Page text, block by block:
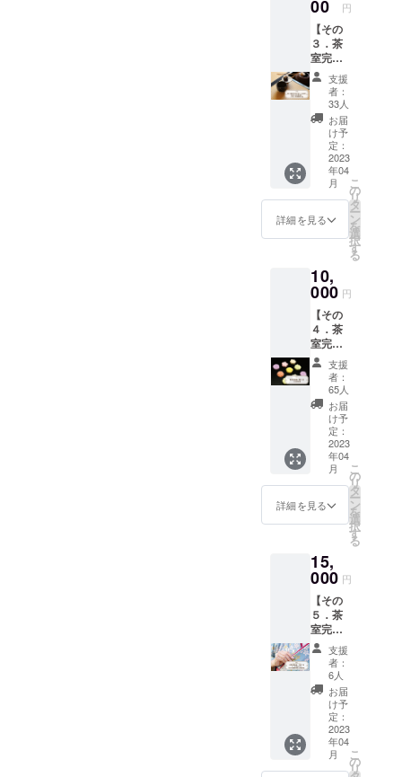
とぶち
嬉しい
です！
（抹
一服召
し上
がって
もらえ
るよう
ご用意
いたし
ます。
抹茶が
お苦手
な方用
に、生
珈琲で
もご用
用可能
日】
SNS等
で茶道
教室を
開校し
ている
日をご
案内し
ており
ます。
開校日
に手ぶ
らで気
軽に、
な時に
いらし
日まで
にご連
絡下
さった
場合
は、季
節の主
菓子を
必ずご
用意さ
せて頂
きま
す。 フ
ラッと
00 円
【その
３．茶
室完成
披露＋
薄茶一
服＋こ
れが珈
琲？“日
本の文
化を届
隊！“イ
チ推し
「誉
緑珈
「日本
の文化
を届け
隊！」
は、
ブッ
キー、
岡や
ん、K太
さんと
言う名
古屋の3
人の男
性のグ
ループ
です。
『より
す。そ
れが地
め。』
と熱心
にお稽
古に
通って
下さっ
て言い
ます。
『誉
（ほま
れ）』
と名前
支援
者：
33人
お届
け予
定：
2023
年04
月
詳細を見る
こ
の
リ
タ
ー
ン
を
選
択
す
る
10,
000 円
【その
４．茶
室完成
披露＋
薄茶一
服＋名
古屋名
菓】 呈
茶と名
古屋を
代表す
るお菓
子元、
川口
屋、大
口屋是
清のお
菓子を
お届け
しま
す！ ・
林修先
生がTV
で紹介
された
り、高
島屋の
バイ
ヤーさ
んが大
支援
者：
65人
お届
け予
定：
2023
年04
月
詳細を見る
こ
の
リ
タ
ー
ン
を
選
択
す
る
15,
000 円
【その
５．茶
室完成
披露＋
薄茶一
服＋1日
で着ら
れる！
着付け
教室参
加権
（女性
限
支援
者：
6人
お届
け予
定：
2023
年04
月
こ
の
リ